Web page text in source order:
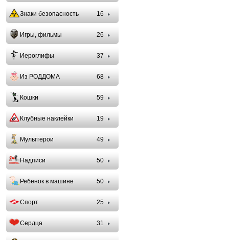
Знаки безопасность 16
Игры, фильмы 26
Иероглифы 37
Из РОДДОМА 68
Кошки 59
Клубные наклейки 19
Мультгерои 49
Надписи 50
Ребенок в машине 50
Спорт 25
Сердца 31